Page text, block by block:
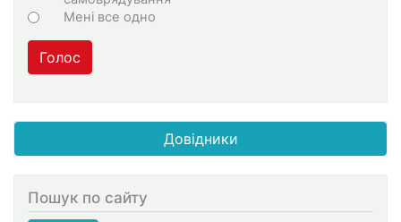
Мені все одно
Голос
Довідники
Пошук по сайту